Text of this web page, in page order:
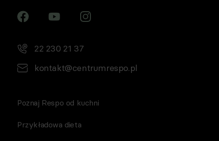
22 230 21 37
kontakt@centrumrespo.pl
Poznaj Respo od kuchni
Przykładowa dieta